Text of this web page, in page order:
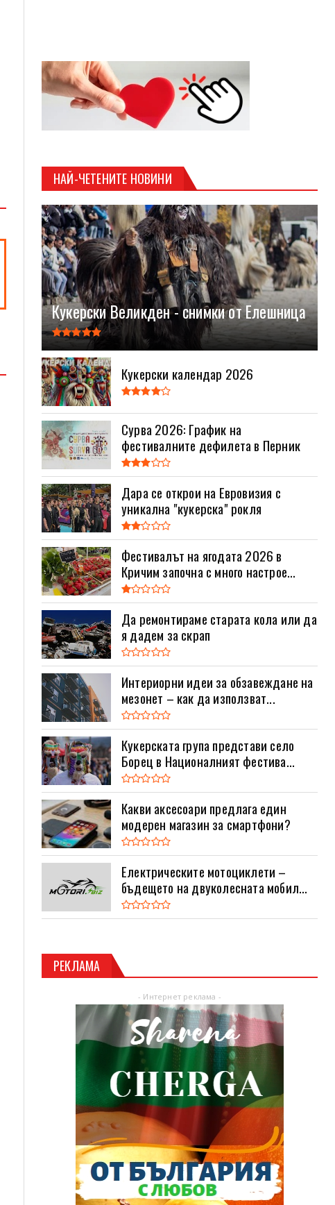
НАЙ-ЧЕТЕНИТЕ НОВИНИ
Кукерски Великден - снимки от Елешница
Кукерски календар 2026
Сурва 2026: График на
фестивалните дефилета в Перник
Дара се открои на Евровизия с
уникална "кукерска" рокля
Фестивалът на ягодата 2026 в
Кричим започна с много настрое...
Да ремонтираме старата кола или да
я дадем за скрап
Интериорни идеи за обзавеждане на
мезонет – как да използват...
Кукерската група представи село
Борец в Националният фестива...
Какви аксесоари предлага един
модерен магазин за смартфони?
Електрическите мотоциклети –
бъдещето на двуколесната мобил...
РЕКЛАМА
- Интернет реклама -